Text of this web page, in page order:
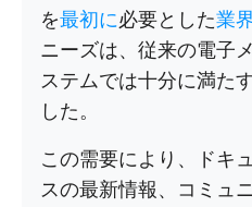
を最初に必要とした業
ニーズは、従来の電子
ステムでは十分に満た
した。
この需要により、ドキ
スの最新情報、コミュ